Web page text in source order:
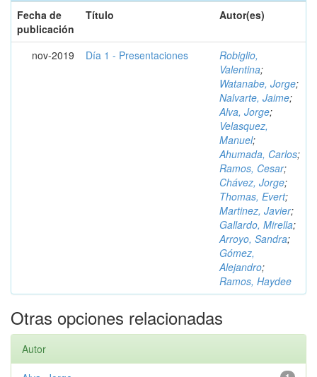
Fecha de
publicación
Título Autor(es)
nov-2019 Día 1 - Presentaciones
Robiglio,
Valentina;
Watanabe, Jorge;
Nalvarte, Jaime;
Alva, Jorge;
Velasquez,
Manuel;
Ahumada, Carlos;
Ramos, Cesar;
Chávez, Jorge;
Thomas, Evert;
Martinez, Javier;
Gallardo, Mirella;
Arroyo, Sandra;
Gómez,
Alejandro;
Ramos, Haydee
Otras opciones relacionadas
Autor